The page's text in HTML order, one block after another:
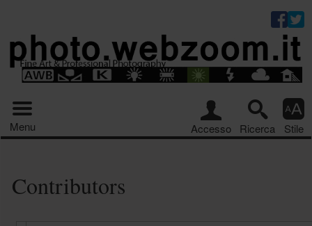
Menu principale
Menu
Riquadro
Accesso Ricerca Stile
Contributors